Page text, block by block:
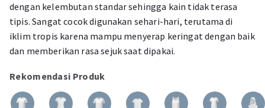
dengan kelembutan standar sehingga kain tidak terasa
tipis. Sangat cocok digunakan sehari-hari, terutama di
iklim tropis karena mampu menyerap keringat dengan baik
dan memberikan rasa sejuk saat dipakai.
Rekomendasi Produk